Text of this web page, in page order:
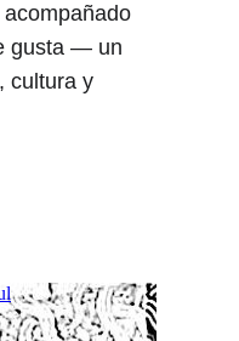
gusta — un
cultura y